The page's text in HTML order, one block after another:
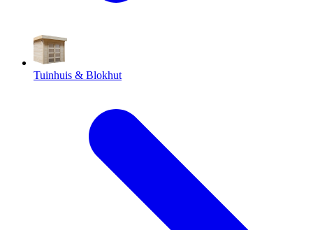
Tuinhuis & Blokhut